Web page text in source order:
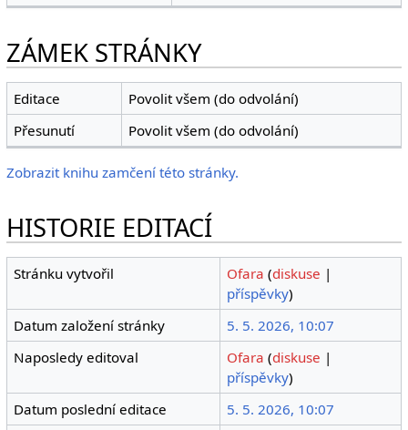
ZÁMEK STRÁNKY
Editace
Povolit všem (do odvolání)
Přesunutí
Povolit všem (do odvolání)
Zobrazit knihu zamčení této stránky.
HISTORIE EDITACÍ
Stránku vytvořil Ofara (diskuse |
příspěvky)
Datum založení stránky
5. 5. 2026, 10:07
Naposledy editoval
Ofara (diskuse |
příspěvky)
Datum poslední editace
5. 5. 2026, 10:07